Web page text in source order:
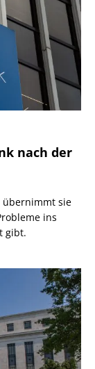
nach der
übernimmt sie
ins
gibt.